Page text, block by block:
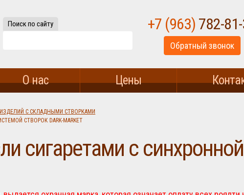
Поиск по сайту +7 (963) 782-
Обратный звонок
О нас Цены
С СКЛАДНЫМИ СТВОРКАМИ
СТВОРОК DARK-MARKET
сигаретами с